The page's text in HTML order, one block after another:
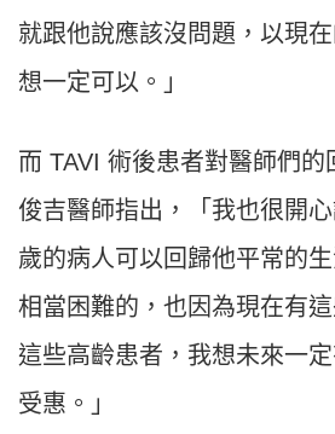
就跟他說應該沒問題，以現
想一定可以。」
而 TAVI 術後患者對醫師們
俊吉醫師指出，「我也很開
歲的病人可以回歸他平常的
相當困難的，也因為現在有
這些高齡患者，我想未來一
受惠。」